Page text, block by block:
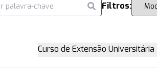
Filtros:
Curso de Extensão Universitária